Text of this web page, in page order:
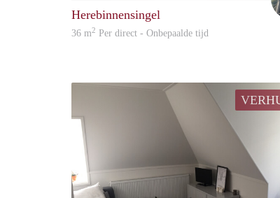
Herebinnensingel
36 m2 Per direct - Onbepaalde tijd